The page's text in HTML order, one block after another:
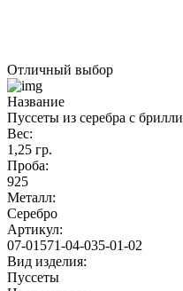
Отличный выбор
Название
Пуссеты из серебра с
Вес:
1,25 гр.
Проба:
925
Металл:
Серебро
Артикул:
07-01571-04-035-01-02
Вид изделия:
Пуссеты